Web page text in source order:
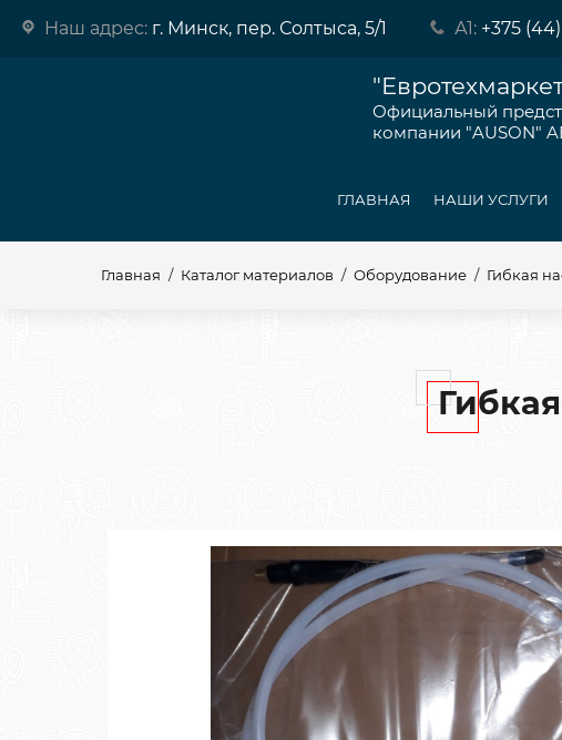
Наш адрес: г. Минск, пер. Солтыса, 5/1 А1: +375
Официальный
компании "AUSON"
ГЛАВНАЯ НАШИ УСЛУГИ
Главная / Каталог материалов / Оборудование / Гибкая